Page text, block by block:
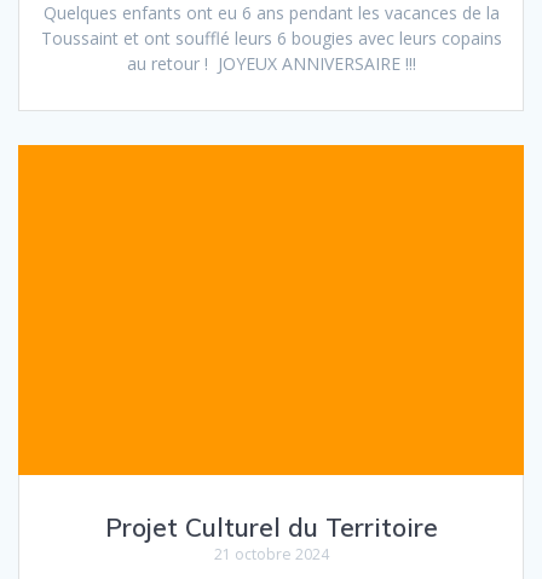
Quelques enfants ont eu 6 ans pendant les vacances de la
Toussaint et ont soufflé leurs 6 bougies avec leurs copains
au retour ! JOYEUX ANNIVERSAIRE !!!
Projet Culturel du Territoire
21 octobre 2024